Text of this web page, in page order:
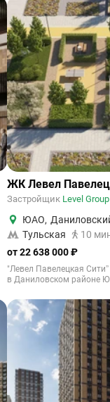
ЖК Левел
Застройщик Level Group
ЮАО,
Тульская
10
от 22 638 000 ₽
"Левел Павелецкая
в Даниловском районе